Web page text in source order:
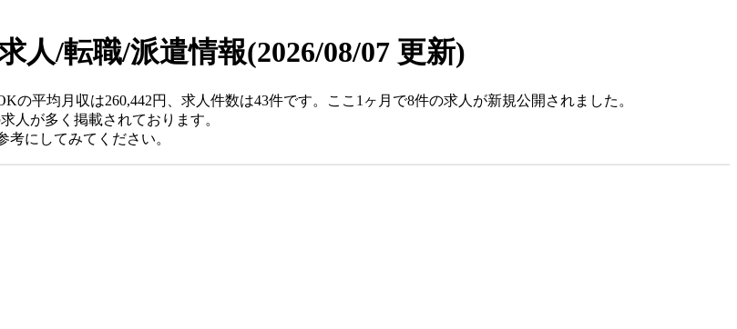
人/転職/派遣情報(2026/08/07 更新)
平均月収は260,442円、求人件数は43件です。ここ1ヶ月で8件の求人が新規公開されました。
人が多く掲載されております。
にしてみてください。